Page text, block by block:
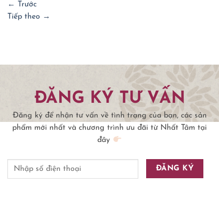
←
Trước
Tiếp theo →
ĐĂNG KÝ TƯ VẤN
Đăng ký để nhận tư vấn về tình trạng của bạn, các sản
phẩm mới nhất và chương trình ưu đãi từ Nhất Tâm tại
đây